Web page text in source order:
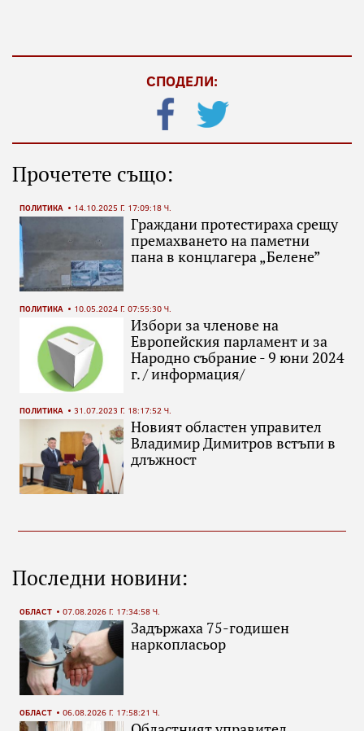
СПОДЕЛИ:
Прочетете също:
ПОЛИТИКА 14.10.2025 Г. 17:09:18 Ч.
Граждани протестираха срещу
премахването на паметни
пана в концлагера „Белене”
ПОЛИТИКА 10.05.2024 Г. 07:55:30 Ч.
Избори за членове на
Европейския парламент и за
Народно събрание - 9 юни 2024
г. / информация/
ПОЛИТИКА 31.07.2023 Г. 18:17:52 Ч.
Новият областен управител
Владимир Димитров встъпи в
длъжност
Последни новини:
ОБЛАСТ 07.08.2026 Г. 17:34:58 Ч.
Задържаха 75-годишен
наркопласьор
ОБЛАСТ 06.08.2026 Г. 17:58:21 Ч.